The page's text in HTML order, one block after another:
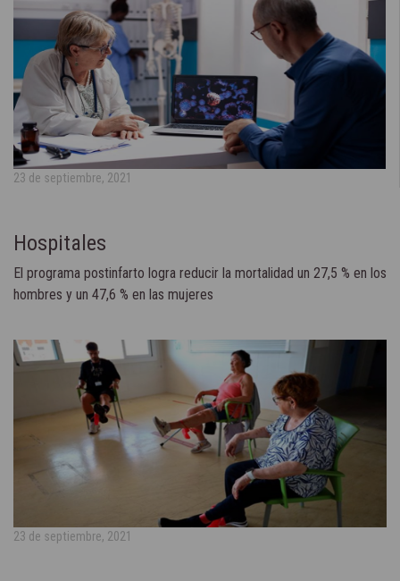
23 de septiembre, 2021
Hospitales
El programa postinfarto logra reducir la mortalidad un 27,5 % en los
hombres y un 47,6 % en las mujeres
23 de septiembre, 2021